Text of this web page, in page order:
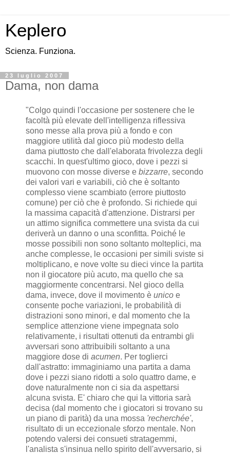
Keplero
Scienza. Funziona.
23 luglio 2007
Dama, non dama
"Colgo quindi l'occasione per sostenere che le
facoltà più elevate dell'intelligenza riflessiva
sono messe alla prova più a fondo e con
maggiore utilità dal gioco più modesto della
dama piuttosto che dall'elaborata frivolezza degli
scacchi. In quest'ultimo gioco, dove i pezzi si
muovono con mosse diverse e bizzarre, secondo
dei valori vari e variabili, ciò che è soltanto
complesso viene scambiato (errore piuttosto
comune) per ciò che è profondo. Si richiede qui
la massima capacità d'attenzione. Distrarsi per
un attimo significa commettere una svista da cui
deriverà un danno o una sconfitta. Poiché le
mosse possibili non sono soltanto molteplici, ma
anche complesse, le occasioni per simili sviste si
moltiplicano, e nove volte su dieci vince la partita
non il giocatore più acuto, ma quello che sa
maggiormente concentrarsi. Nel gioco della
dama, invece, dove il movimento è unico e
consente poche variazioni, le probabilità di
distrazioni sono minori, e dal momento che la
semplice attenzione viene impegnata solo
relativamente, i risultati ottenuti da entrambi gli
avversari sono attribuibili soltanto a una
maggiore dose di acumen. Per toglierci
dall'astratto: immaginiamo una partita a dama
dove i pezzi siano ridotti a solo quattro dame, e
dove naturalmente non ci sia da aspettarsi
alcuna svista. E' chiaro che qui la vittoria sarà
decisa (dal momento che i giocatori si trovano su
un piano di parità) da una mossa 'recherchée',
risultato di un eccezionale sforzo mentale. Non
potendo valersi dei consueti stratagemmi,
l'analista s'insinua nello spirito dell'avversario, si